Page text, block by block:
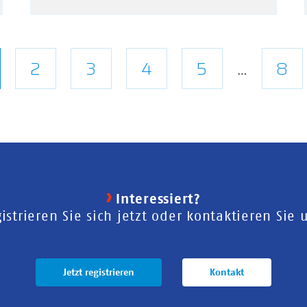
Seite
2 Seite
3 Seite
4 Seite
5 … 8
Interessiert?
Sie sich jetzt oder kontaktieren Sie
Jetzt registrieren Kontakt